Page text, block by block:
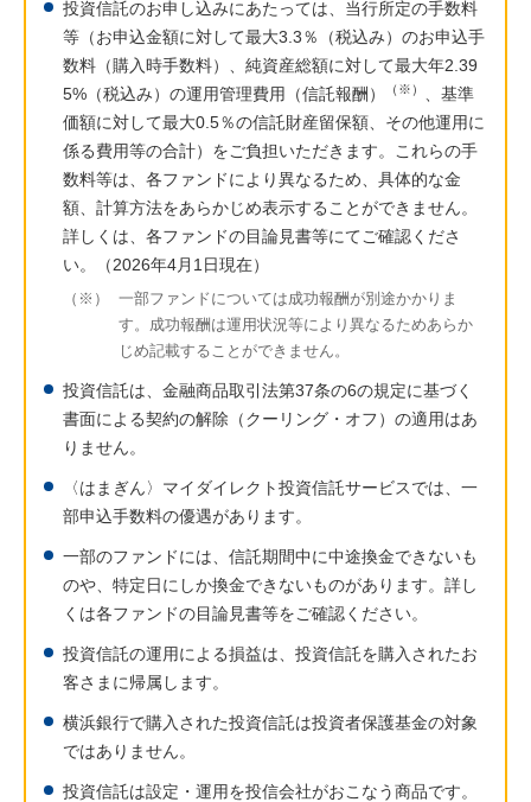
投資信託のお申し込みにあたっては、当行所定の手数料
等（お申込金額に対して最大3.3％（税込み）のお申込手
数料（購入時手数料）、純資産総額に対して最大年2.39
5%（税込み）の運用管理費用（信託報酬）
（※）
、基準
価額に対して最大0.5％の信託財産留保額、その他運用に
係る費用等の合計）をご負担いただきます。これらの手
数料等は、各ファンドにより異なるため、具体的な金
額、計算方法をあらかじめ表示することができません。
詳しくは、各ファンドの目論見書等にてご確認くださ
い。（2026年4月1日現在）
（※）
一部ファンドについては成功報酬が別途かかりま
す。成功報酬は運用状況等により異なるためあらか
じめ記載することができません。
投資信託は、金融商品取引法第37条の6の規定に基づく
書面による契約の解除（クーリング・オフ）の適用はあ
りません。
〈はまぎん〉マイダイレクト投資信託サービスでは、一
部申込手数料の優遇があります。
一部のファンドには、信託期間中に中途換金できないも
のや、特定日にしか換金できないものがあります。詳し
くは各ファンドの目論見書等をご確認ください。
投資信託の運用による損益は、投資信託を購入されたお
客さまに帰属します。
横浜銀行で購入された投資信託は投資者保護基金の対象
ではありません。
投資信託は設定・運用を投信会社がおこなう商品です。